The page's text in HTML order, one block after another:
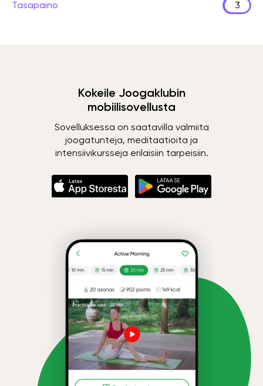
Tasapaino 3
Kokeile Joogaklubin
mobiilisovellusta
Sovelluksessa on saatavilla valmiita
joogatunteja, meditaatioita ja
intensiivikursseja erilaisiin tarpeisiin.